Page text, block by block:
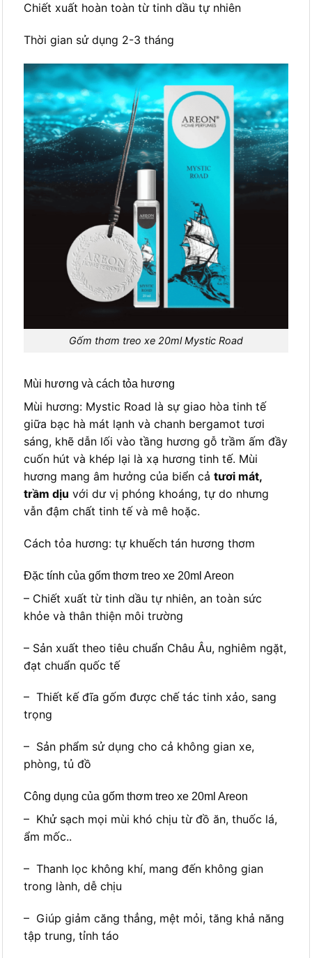
Chiết xuất hoàn toàn từ tinh dầu tự nhiên
Thời gian sử dụng 2-3 tháng
Gốm thơm treo xe 20ml Mystic Road
Mùi hương và cách tỏa hương
Mùi hương: Mystic Road là sự giao hòa tinh tế
giữa bạc hà mát lạnh và chanh bergamot tươi
sáng, khẽ dẫn lối vào tầng hương gỗ trầm ấm đầy
cuốn hút và khép lại là xạ hương tinh tế. Mùi
hương mang âm hưởng của biển cả tươi mát,
trầm dịu với dư vị phóng khoáng, tự do nhưng
vẫn đậm chất tinh tế và mê hoặc.
Cách tỏa hương: tự khuếch tán hương thơm
Đặc tính của gốm thơm treo xe 20ml Areon
– Chiết xuất từ tinh dầu tự nhiên, an toàn sức
khỏe và thân thiện môi trường
– Sản xuất theo tiêu chuẩn Châu Âu, nghiêm ngặt,
đạt chuẩn quốc tế
– Thiết kế đĩa gốm được chế tác tinh xảo, sang
trọng
– Sản phẩm sử dụng cho cả không gian xe,
phòng, tủ đồ
Công dụng của gốm thơm treo xe 20ml Areon
– Khử sạch mọi mùi khó chịu từ đồ ăn, thuốc lá,
ẩm mốc..
– Thanh lọc không khí, mang đến không gian
trong lành, dễ chịu
– Giúp giảm căng thẳng, mệt mỏi, tăng khả năng
tập trung, tỉnh táo